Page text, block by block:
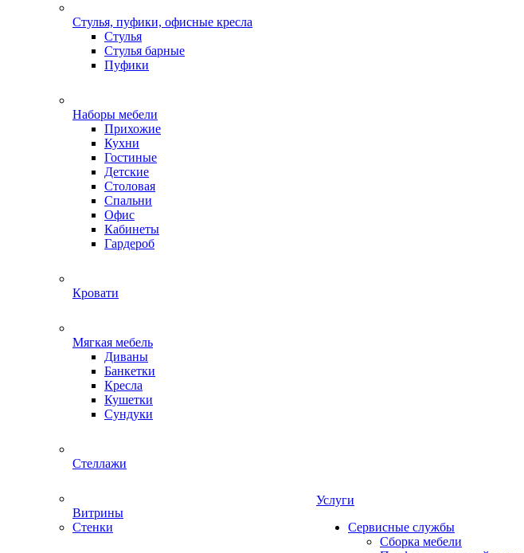
Стулья, пуфики, офисные кресла
Стулья
Стулья барные
Пуфики
Наборы мебели
Прихожие
Кухни
Гостиные
Детские
Столовая
Спальни
Офис
Кабинеты
Гардероб
Кровати
Мягкая мебель
Диваны
Банкетки
Кресла
Кушетки
Сундуки
Стеллажи
Витрины
Стенки
Услуги
Сервисные службы
Сборка мебели